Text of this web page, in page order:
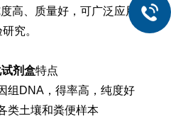
高、质量好，可广泛应用于下
究。
剂盒特点
组DNA，得率高，纯度好
类土壤和粪便样本